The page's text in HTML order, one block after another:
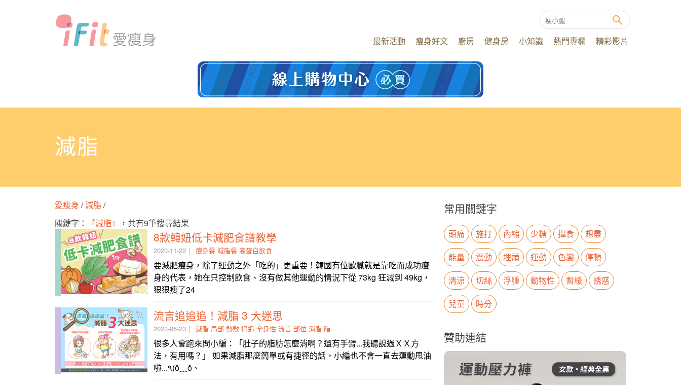
最新活動 瘦身好文 廚房 健身房 小知識 熱門專欄 精彩影片
減脂
愛瘦身 /減脂 /
關鍵字：
『減脂』 ，共有9筆搜尋結果
8款韓妞低卡減肥食譜教學
2023-11-22 瘦身餐 減脂餐 高蛋白飲食
要減肥瘦身，除了運動之外「吃的」更重要！韓國有位歐膩就是靠吃而成功瘦
身的代表，她在只控制飲食、沒有做其他運動的情況下從 73kg 狂減到 49kg，
狠狠瘦了24
流言追追追！減脂 3 大迷思
2023-06-23 減脂 局部 熱敷 追追 全身性 流言 部位 消脂 脂肪
很多人會跑來問小編：「肚子的脂肪怎麼消啊？還有手臂...我聽說過ＸＸ方
法，有用嗎？」 如果減脂那麼簡單或有捷徑的話，小編也不會一直去運動甩油
啦...٩(ŏ﹏ŏ、
常用關鍵字
頭痛 施打 內縮 少糖 攝食
想盡
能量
震動 埋頭 運動 色變
停頓
清涼
切絲 浮腫 動物性 暫緩
誘惑
兒童
時分
贊助連結